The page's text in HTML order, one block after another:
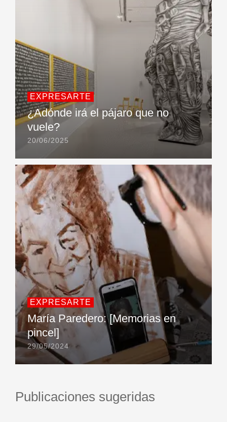
EXPRESARTE
¿Adónde irá el pájaro que no
vuele?
20/06/2025
EXPRESARTE
María Paredero: [Memorias en
pincel]
29/05/2024
Publicaciones sugeridas